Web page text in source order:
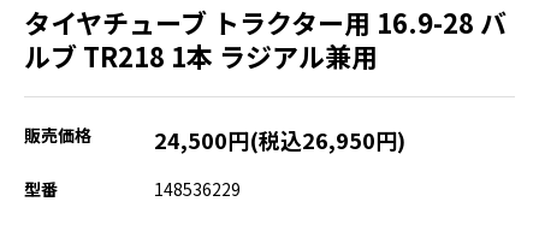
タイヤチューブ トラクター用 16.9-28 バ
ルブ TR218 1本 ラジアル兼用
販売価格 24,500円(税込26,950円)
型番 148536229